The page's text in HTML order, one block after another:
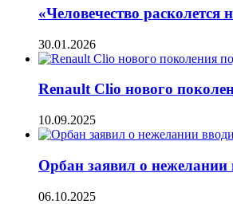
«Человечество
30.01.2026
Renault Clio нового
10.09.2025
Орбан заявил о нежелании
06.10.2025